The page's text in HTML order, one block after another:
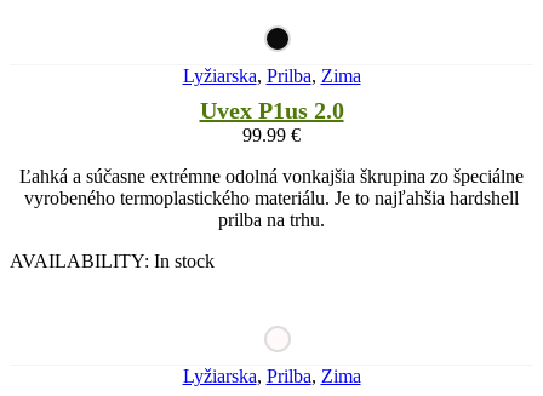
Lyžiarska, Prilba, Zima
Uvex P1us 2.0
99.99 €
Ľahká a súčasne extrémne odolná vonkajšia škrupina zo špeciálne
vyrobeného termoplastického materiálu. Je to najľahšia hardshell
prilba na trhu.
AVAILABILITY: In stock
Lyžiarska, Prilba, Zima